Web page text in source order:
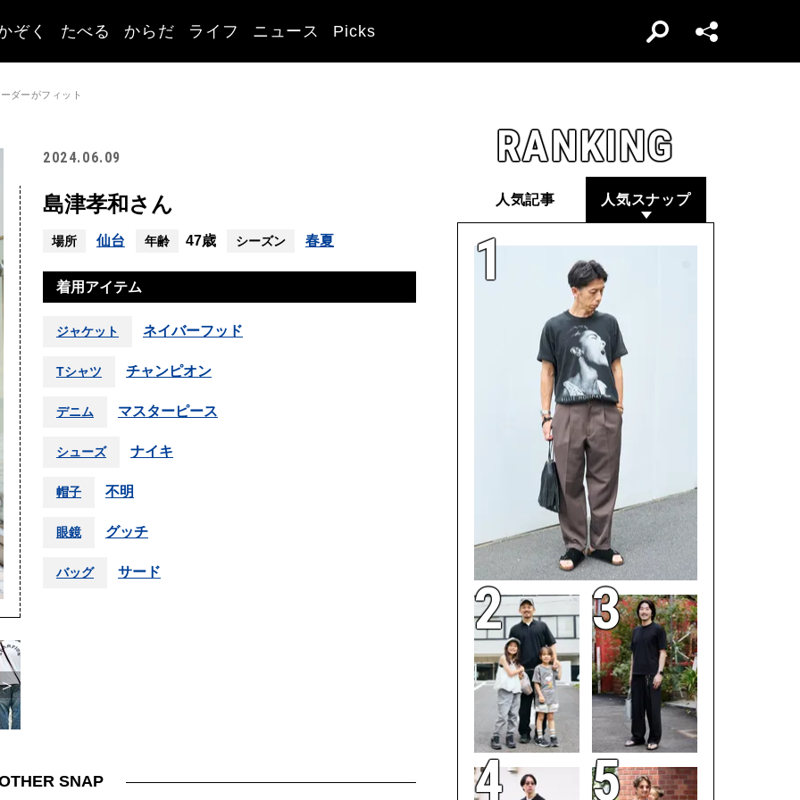
ぞく たべる からだ ライフ ニュース Picks
ダーがフィット
2024.06.09
島津孝和さん
場所 仙台 年齢 47歳 シーズン 春夏
着用アイテム
ジャケット ネイバーフッド
Tシャツ チャンピオン
デニム マスターピース
シューズ ナイキ
帽子 不明
眼鏡 グッチ
バッグ サード
SNAP
RANKING
人気記事 人気スナップ